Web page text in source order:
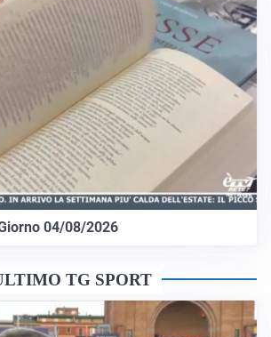
04/08/2026
TG SPORT